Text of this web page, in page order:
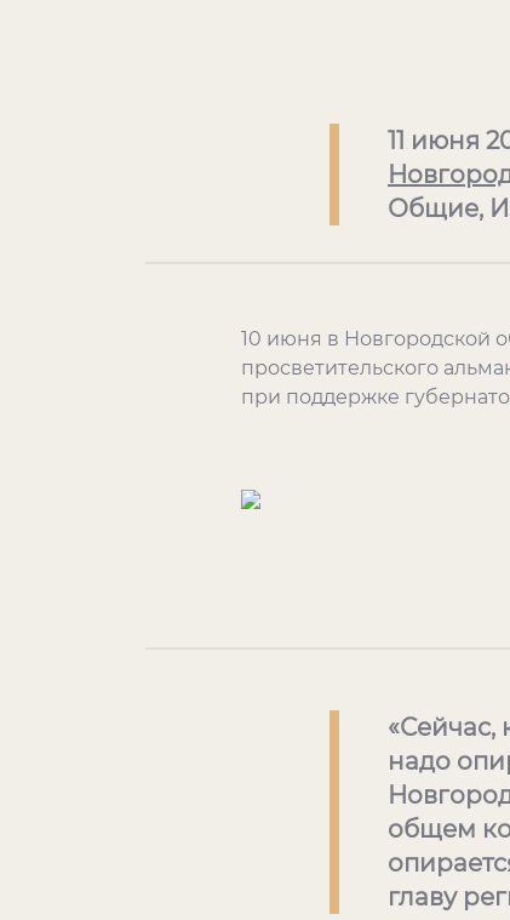
11 июня
Общие,
10 июня в Новгородской
просветительского
при поддержке
«Сейчас,
надо
общем
главу